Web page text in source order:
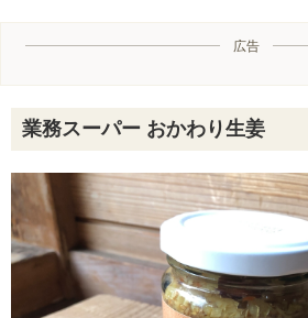
広告
業務スーパー おかわり生姜